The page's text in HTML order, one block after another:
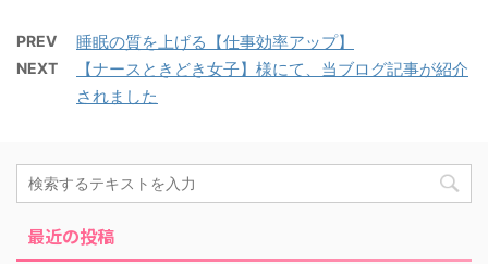
PREV 睡眠の質を上げる【仕事効率アップ】
NEXT
【ナースときどき女子】様にて、当ブログ記事が紹介
されました
最近の投稿